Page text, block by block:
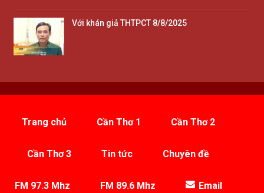
Với khán giả THTPCT 8/8/2025
Trang chủ Cần Thơ 1 Cần Thơ 2
Cần Thơ 3 Tin tức Chuyên đề
FM 97.3 Mhz FM 89.6 Mhz Email